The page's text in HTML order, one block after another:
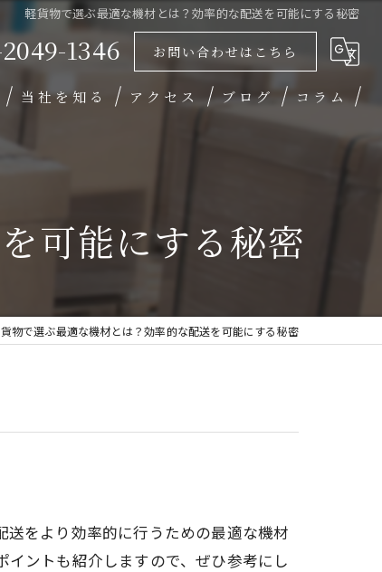
軽貨物で選ぶ最適な機材とは？効率的な配送を可能にする秘密
1346 お問い合わせはこちら
当社を知る
高収入
学歴不問
アクセス ブログ コラム
可能にする秘密
物で選ぶ最適な機材とは？効率的な配送を可能にする秘密
をより効率的に行うための最適な機材
ントも紹介しますので、ぜひ参考にし